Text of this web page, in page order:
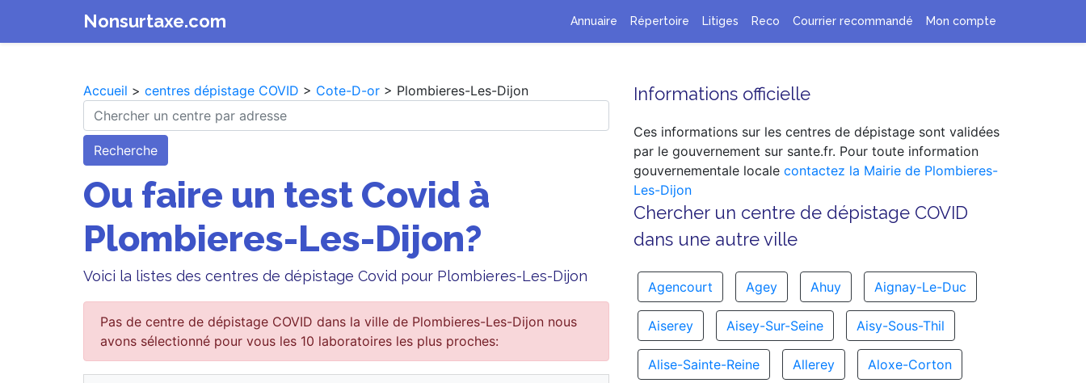
Nonsurtaxe.com Annuaire Répertoire Litiges Reco Courrier recommandé Mon compte
Accueil > centres dépistage COVID > Cote-D-or > Plombieres-Les-Dijon
Recherche
Ou faire un test Covid à
Plombieres-Les-Dijon?
Voici la listes des centres de dépistage Covid pour Plombieres-Les-Dijon
Pas de centre de dépistage COVID dans la ville de Plombieres-Les-Dijon nous
avons sélectionné pour vous les 10 laboratoires les plus proches:
Informations officielle
Ces informations sur les centres de dépistage sont validées
par le gouvernement sur sante.fr. Pour toute information
gouvernementale localecontactez la Mairie de Plombieres-
Les-Dijon
Chercher un centre de dépistage COVID
dans une autre ville
Agencourt Agey Ahuy Aignay-Le-Duc
Aiserey Aisey-Sur-Seine Aisy-Sous-Thil
Alise-Sainte-Reine Allerey Aloxe-Corton